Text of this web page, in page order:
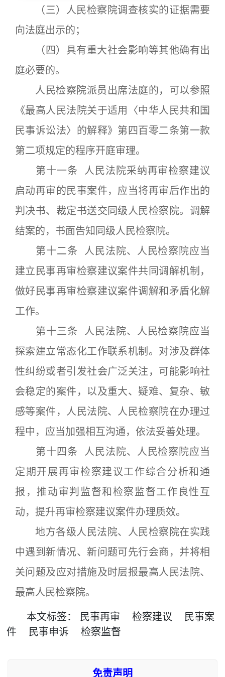
（三）人民检察院调查核实的证据需要
向法庭出示的；
（四）具有重大社会影响等其他确有出
庭必要的。
人民检察院派员出席法庭的，可以参照
《最高人民法院关于适用〈中华人民共和国
民事诉讼法〉的解释》第四百零二条第一款
第二项规定的程序开庭审理。
第十一条 人民法院采纳再审检察建议
启动再审的民事案件，应当将再审后作出的
判决书、裁定书送交同级人民检察院。调解
结案的，书面告知同级人民检察院。
第十二条 人民法院、人民检察院应当
建立民事再审检察建议案件共同调解机制，
做好民事再审检察建议案件调解和矛盾化解
工作。
第十三条 人民法院、人民检察院应当
探索建立常态化工作联系机制。对涉及群体
性纠纷或者引发社会广泛关注，可能影响社
会稳定的案件，以及重大、疑难、复杂、敏
感等案件，人民法院、人民检察院在办理过
程中，应当加强相互沟通，依法妥善处理。
第十四条 人民法院、人民检察院应当
定期开展再审检察建议工作综合分析和通
报，推动审判监督和检察监督工作良性互
动，提升再审检察建议案件办理质效。
地方各级人民法院、人民检察院在实践
中遇到新情况、新问题可先行会商，并将相
关问题及应对措施及时层报最高人民法院、
最高人民检察院。
本文标签： 民事再审 检察建议
民事案
件
民事申诉 检察监督
免责声明